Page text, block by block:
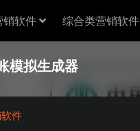
销软件 综合类营销软件
模拟生成器
件